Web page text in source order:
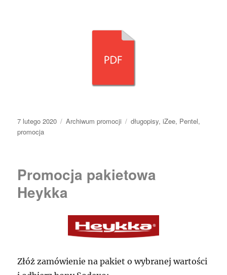
Data
publikacji
7 lutego 2020 Kategorie
Archiwum promocji Tagi
długopisy,iZee, Pentel,
promocja
Promocja pakietowa
Heykka
Złóż zamówienie na pakiet o wybranej wartości